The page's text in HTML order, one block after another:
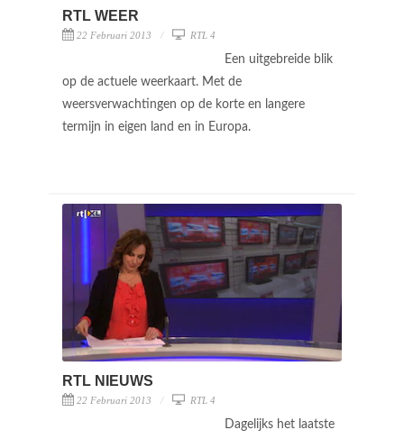
RTL WEER
22 Februari 2013 RTL 4
Een uitgebreide blik
op de actuele weerkaart. Met de
weersverwachtingen op de korte en langere
termijn in eigen land en in Europa.
RTL NIEUWS
22 Februari 2013 RTL 4
Dagelijks het laatste